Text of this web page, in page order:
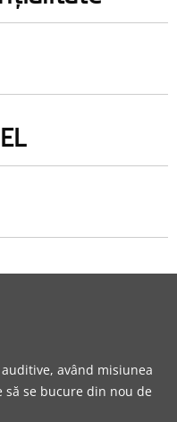
având misiunea
să se bucure din nou de